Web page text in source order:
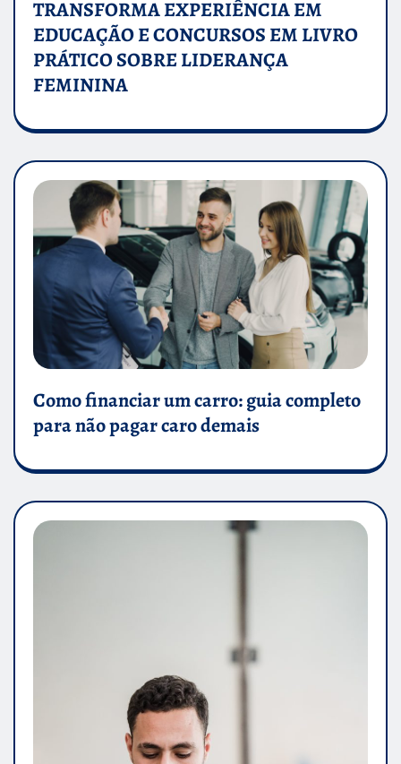
TRANSFORMA EXPERIÊNCIA EM
EDUCAÇÃO E CONCURSOS EM LIVRO
PRÁTICO SOBRE LIDERANÇA
FEMININA
Como financiar um carro: guia completo
para não pagar caro demais